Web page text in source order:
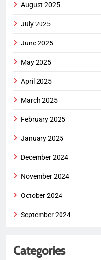
August 2025
July 2025
June 2025
May 2025
April 2025
March 2025
February 2025
January 2025
December 2024
November 2024
October 2024
September 2024
Categories